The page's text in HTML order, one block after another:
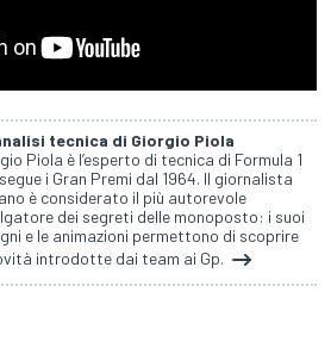
tecnica di Giorgio Piola
Piola è l’esperto di tecnica di Formula 1
i Gran Premi dal 1964. Il giornalista
è considerato il più autorevole
dei segreti delle monoposto: i suoi
e le animazioni permettono di scoprire
introdotte dai team ai Gp.